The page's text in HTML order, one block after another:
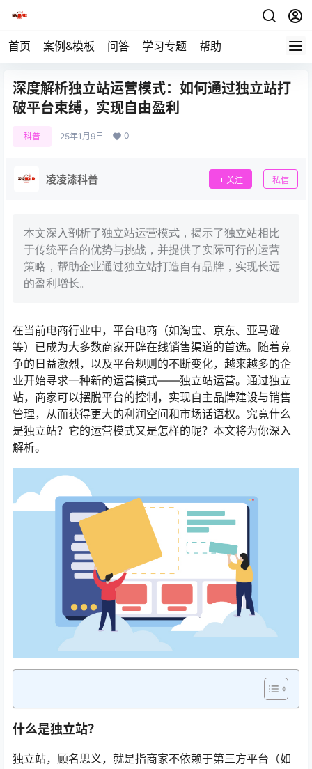
首页 案例&模板 问答 学习专题 帮助
深度解析独立站运营模式：如何通过独立站打
破平台束缚，实现自由盈利
科普 25年1月9日 0
凌凌漆科普 关注 私信
本文深入剖析了独立站运营模式，揭示了独立站相比
于传统平台的优势与挑战，并提供了实际可行的运营
策略，帮助企业通过独立站打造自有品牌，实现长远
的盈利增长。
在当前电商行业中，平台电商（如淘宝、京东、亚马逊
等）已成为大多数商家开辟在线销售渠道的首选。随着竞
争的日益激烈，以及平台规则的不断变化，越来越多的企
业开始寻求一种新的运营模式——独立站运营。通过独立
站，商家可以摆脱平台的控制，实现自主品牌建设与销售
管理，从而获得更大的利润空间和市场话语权。究竟什么
是独立站？它的运营模式又是怎样的呢？本文将为你深入
解析。
什么是独立站？
独立站，顾名思义，就是指商家不依赖于第三方平台（如